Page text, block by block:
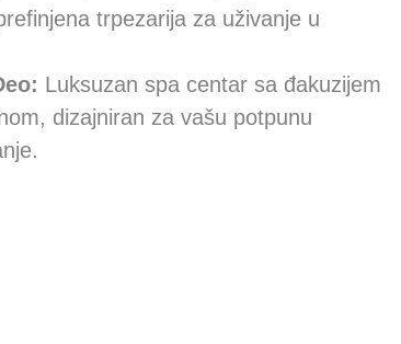
trpezarija za uživanje u
Luksuzan spa centar sa đakuzijem
dizajniran za vašu potpunu